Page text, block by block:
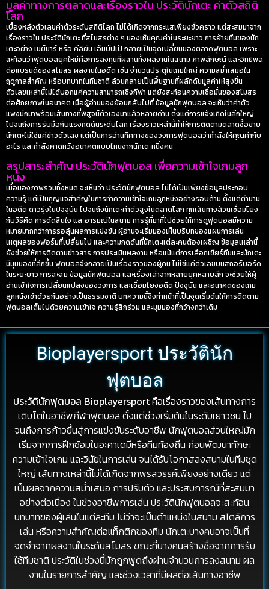
มูลค่าทางการตลาดและเรื่องราวใน ประวัตินักเตะ ค่าตัวสถิติ
โลก
เบื้องหลังตัวเลขค่าตัวระดับสถิติโลก ไม่ได้เกิดจากกระแสเพียงชั่วคราว แต่สะสมมาจาก
เรื่องราวใน ประวัตินักเตะที่สโมสรต่าง ๆ มองเห็นคุณค่าในระยะยาว การย้ายทีมของนัก
เตะอย่าง เนย์มาร์ หรือ คีลิยัน เอ็มบัปเป้ กลายเป็นจุดเปลี่ยนของตลาดฟุตบอล เพราะ
สะท้อนว่าฟุตบอลยุคใหม่คือการลงทุนที่ผสานทั้งผลงานในสนาม ภาพลักษณ์ และอิทธิพล
ต่อแบรนด์ของสโมสร ผลงานในอดีต เช่น จำนวนประตูในเกมใหญ่ ความสม่ำเสมอใน
ฤดูกาลสำคัญ หรือบทบาทในทีมชาติ ล้วนกลายเป็นพื้นฐานที่ผลักดันมูลค่าให้สูงขึ้น
ตัวเลขเหล่านี้ไม่ได้บอกแค่ความสามารถเชิงกีฬา แต่ยังสะท้อนความเชื่อมั่นของสโมสร
ต่อศักยภาพในอนาคต เมื่อผู้อ่านมองย้อนกลับไปที่ข้อมูลนักฟุตบอล จะเห็นว่าค่าตัว
แพงมักมาพร้อมเส้นทางที่พิสูจน์ตัวเองมาแล้วหลายด่าน ตั้งแต่การแจ้งเกิดในลีกใหญ่
ไปจนถึงการรับมือกับแรงกดดันระดับโลก เรื่องราวเหล่านี้ทำให้การติดตามตลาดซื้อขาย
นักเตะไม่ใช่แค่ข่าวตัวเลข แต่เป็นการอ่านทิศทางของวงการฟุตบอลว่ากำลังให้คุณค่ากับ
อะไร และกำลังคาดหวังอนาคตแบบไหนจากนักเตะหนึ่งคน
สรุปสาระสำคัญ ประวัตินักฟุตบอล เพื่อความเข้าใจเกมลูก
หนัง
เมื่อมองภาพรวมทั้งหมด จะเห็นว่า ประวัตินักฟุตบอล ไม่ได้เป็นเพียงข้อมูลประกอบ
ความรู้ แต่เป็นกุญแจสำคัญในการทำความเข้าใจเกมลูกหนังอย่างรอบด้าน ตั้งแต่ตำนาน
ในอดีต ดาวรุ่งในปัจจุบัน ไปจนถึงนักเตะค่าตัวสูงในตลาดโลก ทุกเส้นทางล้วนเชื่อมโยง
กับวิธีคิด การตัดสินใจ และอารมณ์ในสนาม การรู้ที่มาที่ไปช่วยให้การดูฟุตบอลมีความ
หมายมากกว่าการรอลุ้นผลการแข่งขัน ผู้อ่านจะเริ่มมองเห็นบริบทของแผนการเล่น
เหตุผลของฟอร์มที่เปลี่ยนไป และความกดดันที่นักเตะแต่ละคนต้องเผชิญ ข้อมูลเหล่านี้
ยังช่วยให้การติดตามข่าวสาร การประเมินผลงาน หรือแม้แต่การเลือกเชียร์ทีมและนักเตะ
มีมุมมองที่ลึกขึ้น ฟุตบอลจึงกลายเป็นเรื่องราวของผู้คน ไม่ใช่แค่ตัวเลขบนสกอร์บอร์ด
ในระยะยาว การสะสม ข้อมูลนักฟุตบอล และเรื่องเล่าจากหลายยุคหลายลีก จะช่วยให้ผู้
อ่านเข้าใจการเปลี่ยนแปลงของวงการ และเชื่อมโยงอดีต ปัจจุบัน และอนาคตของเกม
ลูกหนังเข้าด้วยกันอย่างเป็นธรรมชาติ บทความนี้จึงทำหน้าที่เป็นจุดเริ่มต้นให้การติดตาม
ฟุตบอลเต็มไปด้วยความเข้าใจ ความรู้สึกร่วม และมุมมองที่กว้างกว่าเดิม
Bioplayersport ประวัตินัก
ฟุตบอล
ประวัตินักฟุตบอล Bioplayersportคือเรื่องราวของเส้นทางการ
เติบโตในอาชีพกีฬาฟุตบอล ตั้งแต่ช่วงเริ่มต้นในระดับเยาวชน ไป
จนถึงการก้าวขึ้นสู่การแข่งขันระดับอาชีพ นักฟุตบอลส่วนใหญ่มัก
เริ่มจากการฝึกซ้อมในอะคาเดมีหรือทีมท้องถิ่น ก่อนพัฒนาทักษะ
ความเข้าใจเกม และวินัยในการเล่น จนได้รับโอกาสลงสนามในทีมชุด
ใหญ่ เส้นทางเหล่านี้ไม่ได้เกิดจากพรสวรรค์เพียงอย่างเดียว แต่
เป็นผลจากความสม่ำเสมอ การปรับตัว และประสบการณ์ที่สะสมมา
อย่างต่อเนื่อง ในช่วงอาชีพการเล่น ประวัตินักฟุตบอลจะสะท้อน
บทบาทของผู้เล่นในแต่ละทีม ไม่ว่าจะเป็นตำแหน่งในสนาม สไตล์การ
เล่น หรือความสำคัญต่อแท็กติกของทีม นักเตะบางคนอาจเป็นที่
จดจำจากผลงานในระดับสโมสร ขณะที่บางคนสร้างชื่อจากการรับ
ใช้ทีมชาติ ประวัติในช่วงนี้มักถูกพูดถึงผ่านจำนวนการลงสนาม ผล
งานในรายการสำคัญ และช่วงเวลาที่มีผลต่อเส้นทางอาชีพ